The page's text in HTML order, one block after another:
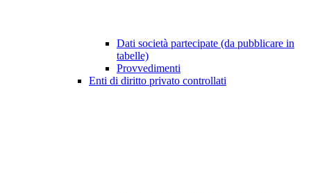
Dati società partecipate (da pubblicare in
tabelle)
Provvedimenti
Enti di diritto privato controllati